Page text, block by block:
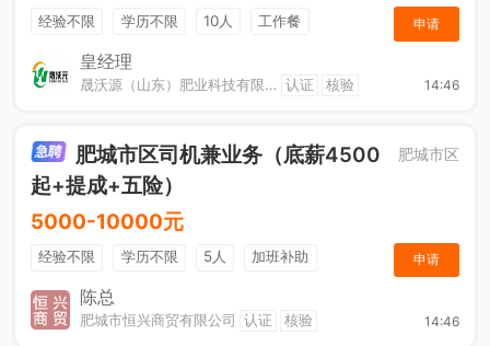
经验不限 学历不限 10人
工作餐
奖励计划
节日福利
申请
皇经理
晟沃源（山东）肥业科技有限公司 认证 核验 14:46
肥城市区司机兼业务（底薪4500
起+提成+五险）
肥城市区
5000-10000元
经验不限 学历不限 5人
加班补助
综合补贴
社保五险
申请
陈总
肥城市恒兴商贸有限公司 认证 核验 14:46